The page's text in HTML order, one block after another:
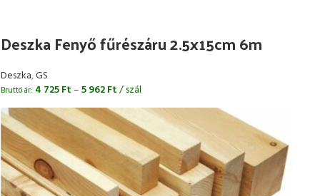
Deszka Fenyő fűrészáru 2.5x15cm 6m
Deszka,GS
Bruttó ár: 4 725Ft–5 962Ft/ szál